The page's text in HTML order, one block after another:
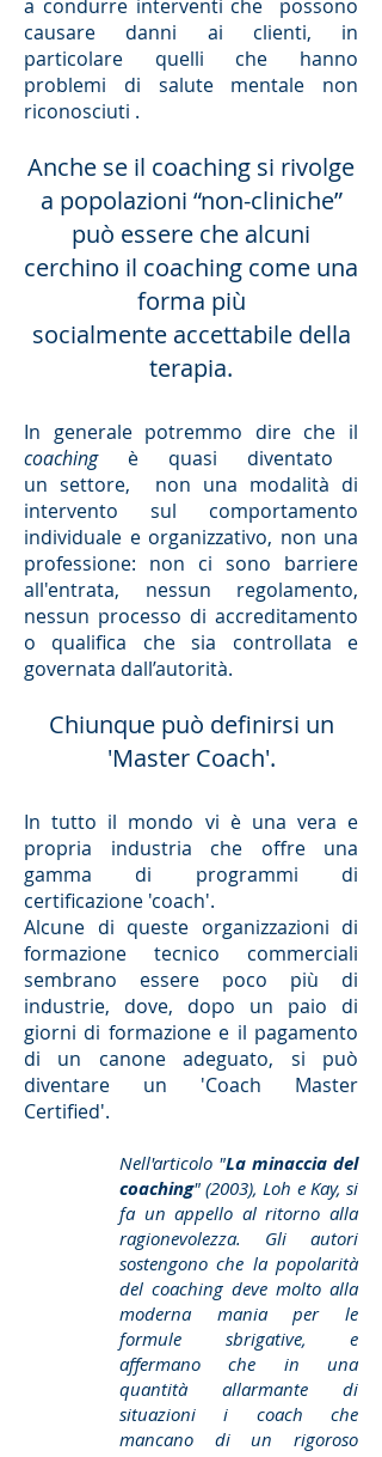
a condurre interventi che possono
causare danni ai clienti, in
particolare quelli che hanno
problemi di salute mentale non
riconosciuti .
Anche se il coaching si rivolge
a popolazioni “non-cliniche”
può essere che alcuni
cerchino il coaching come una
forma più
socialmente accettabile della
terapia.
In generale potremmo dire che il
coachingè quasi diventato
un settore, non una modalità di
intervento sul comportamento
individuale e organizzativo, non una
professione: non ci sono barriere
all'entrata, nessun regolamento,
nessun processo di accreditamento
o qualifica che sia controllata e
governata dall’autorità.
Chiunque può definirsi un
'Master Coach'.
In tutto il mondo vi è una vera e
propria industria che offre una
gamma di programmi di
certificazione 'coach'.
Alcune di queste organizzazioni di
formazione tecnico commerciali
sembrano essere poco più di
industrie, dove, dopo un paio di
giorni di formazione e il pagamento
di un canone adeguato, si può
diventare un 'Coach Master
Certified'.
Nell'articolo "La minaccia del
coaching" (2003), Loh e Kay, si
fa un appello al ritorno alla
ragionevolezza. Gli autori
sostengono che la popolarità
del coaching deve molto alla
moderna mania per le
formule sbrigative, e
affermano che in una
quantità allarmante di
situazioni i coach che
mancano di un rigoroso